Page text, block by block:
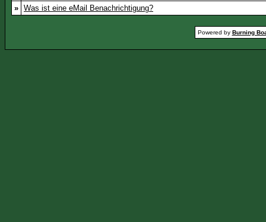
» Was ist eine eMail Benachrichtigung?
Powered by Burning